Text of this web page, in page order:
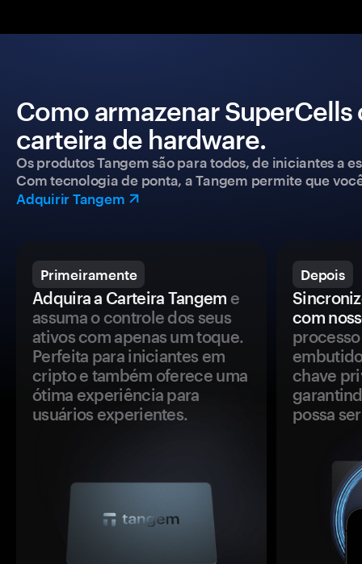
Como armazenar
carteira de hardware.
Os produtos Tangem são para todos, de iniciantes a
Com tecnologia de ponta, a Tangem permite que
Adquirir Tangem
Primeiramente
Adquira a Carteira Tangem e
assuma o controle dos seus
ativos com apenas um toque.
Perfeita para iniciantes em
cripto e também oferece uma
ótima experiência para
usuários experientes.
Depois
com
chave
possa